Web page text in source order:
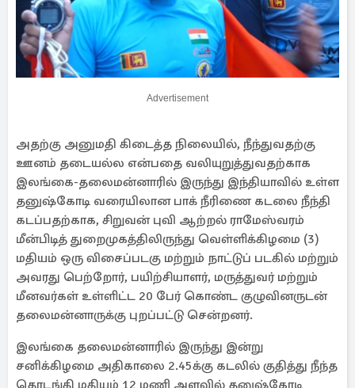
Advertisement
அதற்கு அனுமதி கிடைத்த நிலையில், நீந்துவதற்கு
ஊனம் தடையல்ல என்பதை வலியுறுத்துவதற்காக
இலங்கை-தலைமன்னாரில் இருந்து இந்தியாவில் உள்ள
தனுஷ்கோடி வரையிலான பாக் நீரிணை கடலை நீந்தி
கடப்பதற்காக, சிறுவன் புவி ஆற்றல் ராமேஸ்வரம்
மீன்பிடித் துறைமுகத்திலிருந்து வெள்ளிக்கிழமை (3)
மதியம் ஒரு விசைப்படகு மற்றும் நாட்டுப் படகில் மற்றும்
அவரது பெற்றோர், பயிற்சியாளர், மருத்துவர் மற்றும்
மீனவர்கள் உள்ளிட்ட 20 பேர் கொண்ட குழுவினருடன்
தலைமன்னாருக்கு புறப்பட்டு சென்றனர்.
இலங்கை தலைமன்னாரில் இருந்து இன்று
சனிக்கிழமை அதிகாலை 2.45க்கு கடலில் குதித்து நீந்த
தொடங்கி மதியம் 12 மணி அளவில் தனுஷ்கோடி